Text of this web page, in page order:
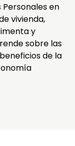
en
vivienda,
y
sobre las
de la